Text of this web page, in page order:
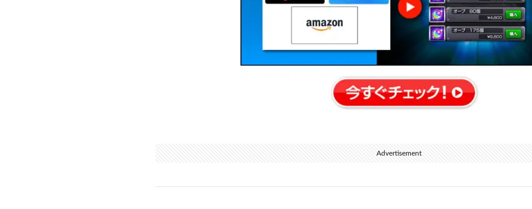
Advertisement